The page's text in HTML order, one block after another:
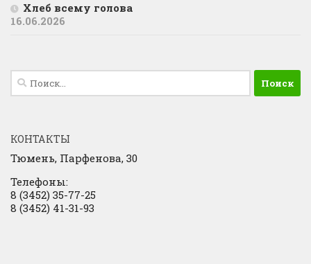
Хлеб всему голова
16.06.2026
Найти:
КОНТАКТЫ
Тюмень, Парфенова, 30
Телефоны:
8 (3452) 35-77-25
8 (3452) 41-31-93